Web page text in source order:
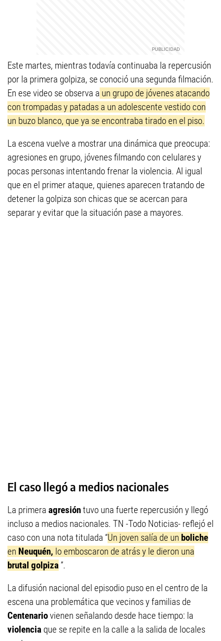
Este martes, mientras todavía continuaba la repercusión
por la primera golpiza, se conoció una segunda filmación.
En ese video se observa a un grupo de jóvenes atacando
con trompadas y patadas a un adolescente vestido con
un buzo blanco, que ya se encontraba tirado en el piso.
La escena vuelve a mostrar una dinámica que preocupa:
agresiones en grupo, jóvenes filmando con celulares y
pocas personas intentando frenar la violencia. Al igual
que en el primer ataque, quienes aparecen tratando de
detener la golpiza son chicas que se acercan para
separar y evitar que la situación pase a mayores.
El caso llegó a medios nacionales
La primera agresióntuvo una fuerte repercusión y llegó
incluso a medios nacionales. TN -Todo Noticias- reflejó el
caso con una nota titulada “Un joven salía de un boliche
en Neuquén, lo emboscaron de atrás y le dieron una
brutal golpiza”.
La difusión nacional del episodio puso en el centro de la
escena una problemática que vecinos y familias de
Centenariovienen señalando desde hace tiempo: la
violencia que se repite en la calle a la salida de locales